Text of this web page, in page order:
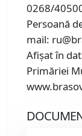
0268/
Persoană
mail:
Afișat în
Primăriei